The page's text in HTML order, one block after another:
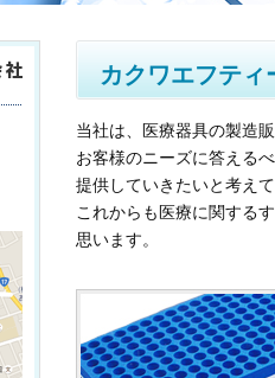
カクワエフテ
当社は、医療器具の製造
お客様のニーズに答える
提供していきたいと考え
これからも医療に関する
思います。